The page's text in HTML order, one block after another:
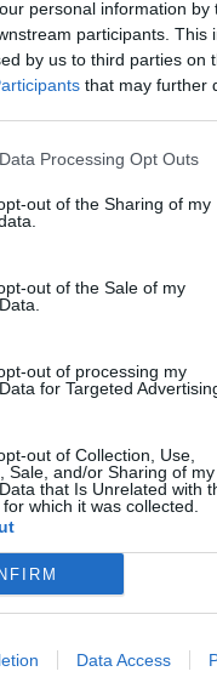
personal information by
participants. This
by us to third parties on
that may further
Processing Opt Outs
out of the Sharing of my
out of the Sale of my
out of processing my
for Targeted
out of Collection, Use,
Sale, and/or Sharing of my
that Is Unrelated with
which it was collected.
Data Access
cene dizla in kurilnega
3. avgust 2026
Od jutri nižje cene
kurilnega olja
Vlada sprejela